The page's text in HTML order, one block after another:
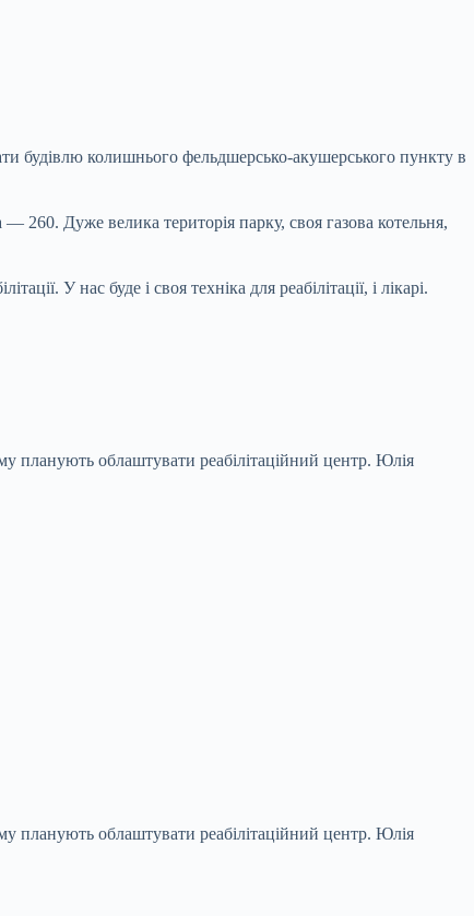
будівлю колишнього фельдшерсько-акушерського пункту в
260. Дуже велика територія парку, своя газова котельня,
У нас буде і своя техніка для реабілітації, і лікарі.
планують облаштувати реабілітаційний центр. Юлія
планують облаштувати реабілітаційний центр. Юлія